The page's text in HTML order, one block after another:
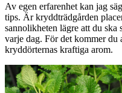
Av egen erfarenhet kan jag
tips. Är kryddträdgården
sannolikheten lägre att du
varje dag. För det kommer du
kryddörternas kraftiga arom.